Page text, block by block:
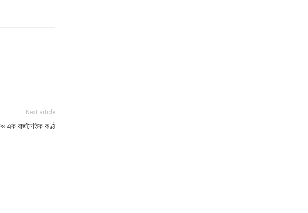
Next article
এক রাজনৈতিক কণ্ঠ